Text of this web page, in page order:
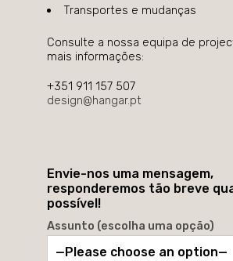
Transportes e mudanças
Consulte a nossa equipa de
mais informações:
+351 911 157 507
design@hangar.pt
Envie-nos uma mensagem,
responderemos tão breve
possível!
Assunto (escolha uma opção)